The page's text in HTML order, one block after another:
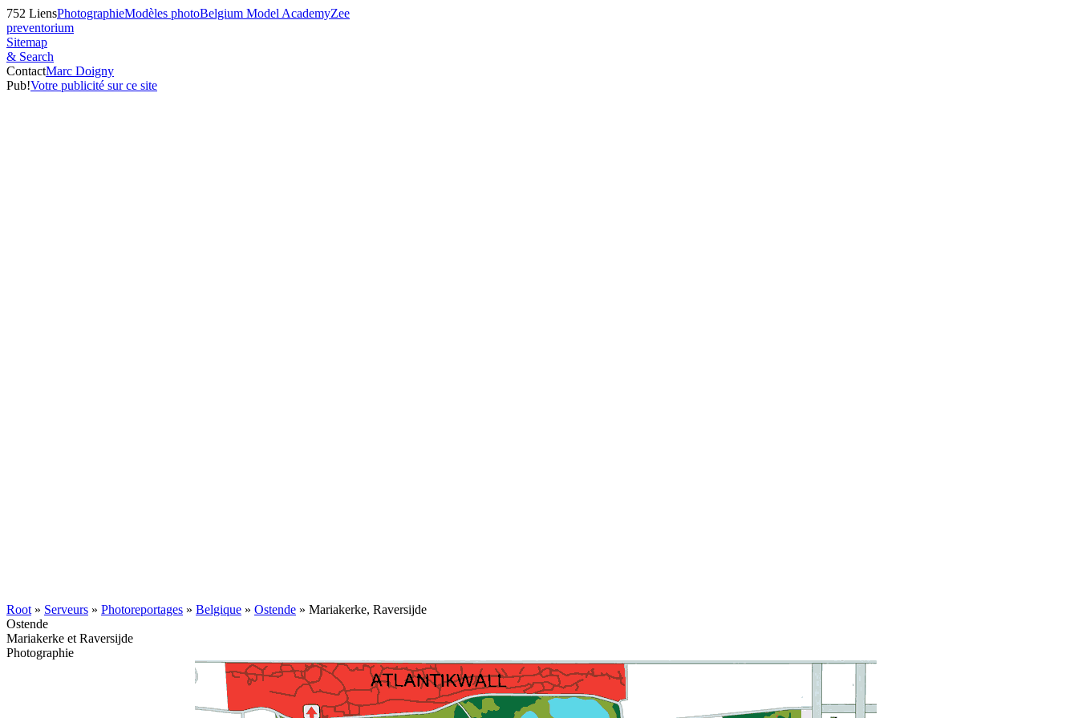
752 LiensPhotographieModèles photoBelgium Model AcademyZee
preventorium
Sitemap
& Search
ContactMarc Doigny
Pub!Votre publicité sur ce site
Root » Serveurs » Photoreportages » Belgique » Ostende » Mariakerke, Raversijde
Ostende
Mariakerke et Raversijde
Photographie